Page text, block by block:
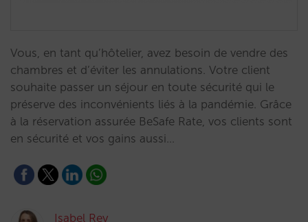
Vous, en tant qu’hôtelier, avez besoin de vendre des
chambres et d’éviter les annulations. Votre client
souhaite passer un séjour en toute sécurité qui le
préserve des inconvénients liés à la pandémie. Grâce
à la réservation assurée BeSafe Rate, vos clients sont
en sécurité et vos gains aussi…
Isabel Rey